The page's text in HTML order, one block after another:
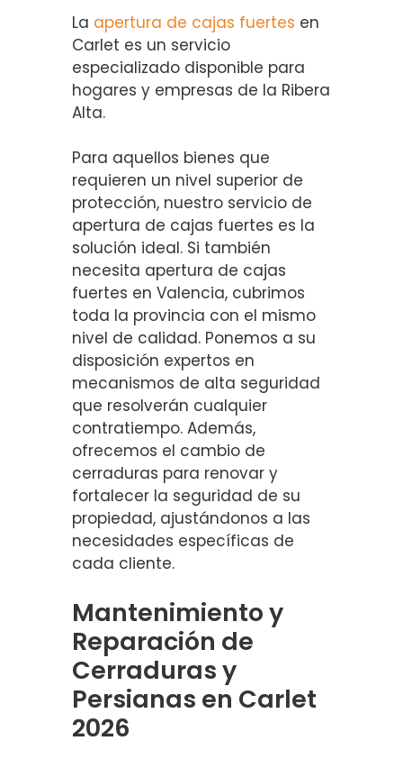
La apertura de cajas fuertes en
Carlet es un servicio
especializado disponible para
hogares y empresas de la Ribera
Alta.
Para aquellos bienes que
requieren un nivel superior de
protección, nuestro servicio de
apertura de cajas fuertes es la
solución ideal. Si también
necesita apertura de cajas
fuertes en Valencia, cubrimos
toda la provincia con el mismo
nivel de calidad. Ponemos a su
disposición expertos en
mecanismos de alta seguridad
que resolverán cualquier
contratiempo. Además,
ofrecemos el cambio de
cerraduras para renovar y
fortalecer la seguridad de su
propiedad, ajustándonos a las
necesidades específicas de
cada cliente.
Mantenimiento y
Reparación de
Cerraduras y
Persianas en Carlet
2026